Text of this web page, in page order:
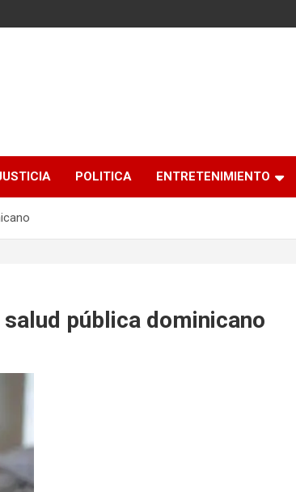
POLITICA ENTRETENIMIENTO
pública dominicano